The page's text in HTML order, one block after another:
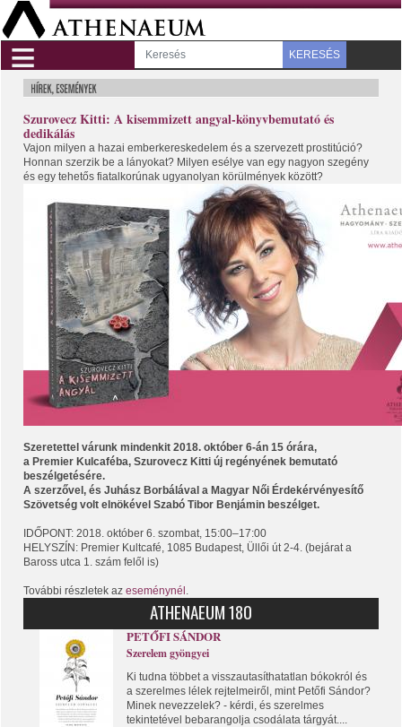
≡ KERESÉS
Szurovecz Kitti: A kisemmizett angyal-könyvbemutató és
dedikálás
Vajon milyen a hazai emberkereskedelem és a szervezett prostitúció?
Honnan szerzik be a lányokat? Milyen esélye van egy nagyon szegény
és egy tehetős fiatalkorúnak ugyanolyan körülmények között?
Szeretettel várunk mindenkit 2018. október 6-án 15 órára,
a Premier Kulcaféba, Szurovecz Kitti új regényének bemutató
beszélgetésére.
A szerzővel, és Juhász Borbálával a Magyar Női Érdekérvényesítő
Szövetség volt elnökével Szabó Tibor Benjámin beszélget.
IDŐPONT: 2018. október 6. szombat, 15:00–17:00
HELYSZÍN: Premier Kultcafé, 1085 Budapest, Üllői út 2-4. (bejárat a
Baross utca 1. szám felől is)
További részletek az eseménynél
ATHENAEUM 180
PETŐFI SÁNDOR
Szerelem gyöngyei
Ki tudna többet a visszautasíthatatlan bókokról és
a szerelmes lélek rejtelmeiről, mint Petőfi Sándor?
Minek nevezzelek? - kérdi, és szerelmes
tekintetével bebarangolja csodálata tárgyát....